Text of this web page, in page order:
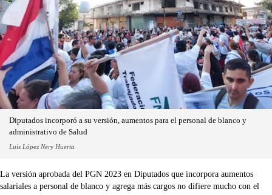
Diputados incorporó a su versión, aumentos para el personal de blanco y
administrativo de Salud
Luis López Nery Huerta
La versión aprobada del PGN 2023 en Diputados que incorpora aumentos
salariales a personal de blanco y agrega más cargos no difiere mucho con el